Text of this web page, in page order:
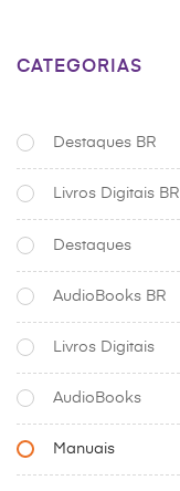
CATEGORIAS
Destaques BR
Livros Digitais BR
Destaques
AudioBooks BR
Livros Digitais
AudioBooks
Manuais